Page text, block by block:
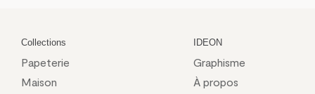
Collections
Papeterie
Maison
IDEON
Graphisme
À propos